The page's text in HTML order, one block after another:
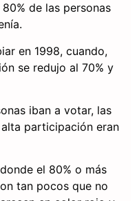
de las personas
en 1998, cuando,
se redujo al 70% y
iban a votar, las
participación eran
el 80% o más
tan pocos que no